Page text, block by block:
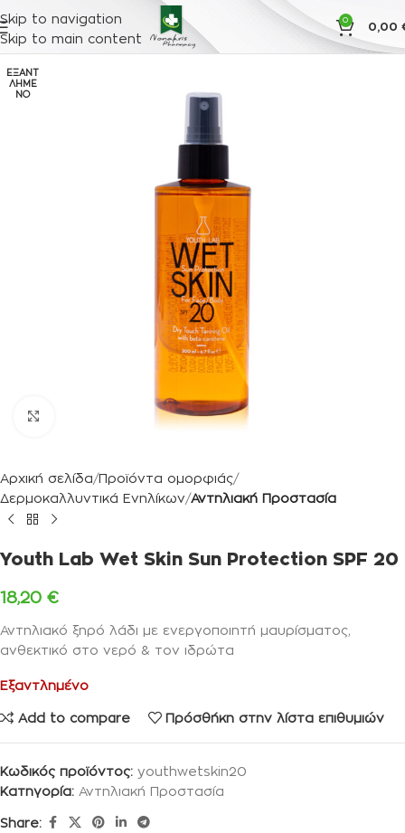
Skip to navigation
Skip to main content
0
0,00
ΕΞΑΝΤ
ΛΗΜΈ
ΝΟ
Κλικ για μεγέθυνση
Αρχική σελίδα Προϊόντα ομορφιάς
Δερμοκαλλυντικά Ενηλίκων Αντηλιακή Προστασία
Youth Lab Wet Skin Sun Protection SPF 20
18,20 €
Αντηλιακό ξηρό λάδι με ενεργοποιητή μαυρίσματος,
ανθεκτικό στο νερό & τον ιδρώτα
Εξαντλημένο
Add to compare Πρόσθήκη στην λίστα επιθυμιών
Κωδικός προϊόντος: youthwetskin20
Κατηγορία: Αντηλιακή Προστασία
Share: